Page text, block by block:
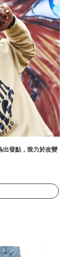
出發點，致力於改變